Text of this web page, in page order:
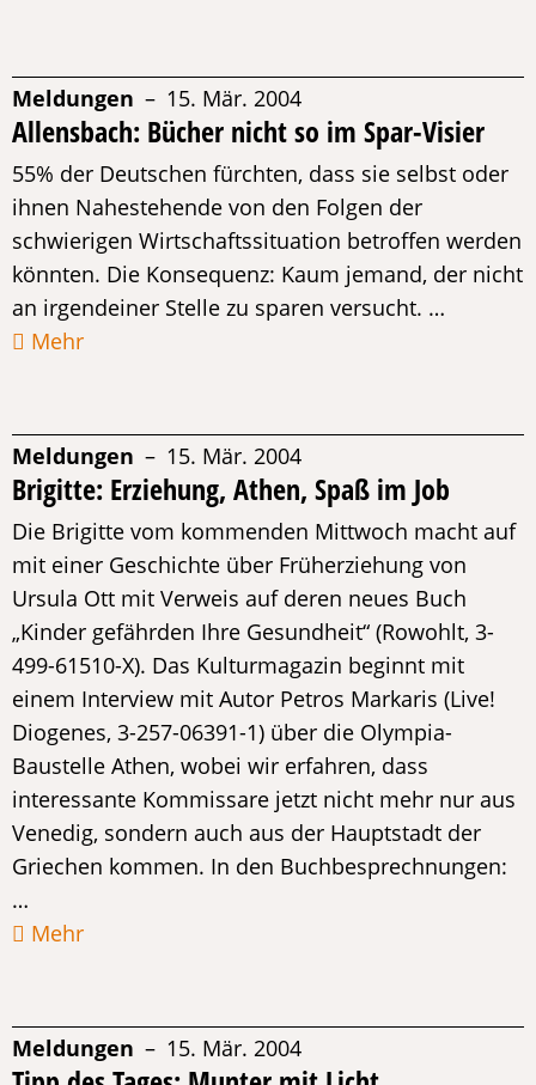
Meldungen – 15. Mär. 2004
Allensbach: Bücher nicht so im Spar-Visier
55% der Deutschen fürchten, dass sie selbst oder
ihnen Nahestehende von den Folgen der
schwierigen Wirtschaftssituation betroffen werden
könnten. Die Konsequenz: Kaum jemand, der nicht
an irgendeiner Stelle zu sparen versucht. …
Mehr
Meldungen – 15. Mär. 2004
Brigitte: Erziehung, Athen, Spaß im Job
Die Brigitte vom kommenden Mittwoch macht auf
mit einer Geschichte über Früherziehung von
Ursula Ott mit Verweis auf deren neues Buch
„Kinder gefährden Ihre Gesundheit“ (Rowohlt, 3-
499-61510-X). Das Kulturmagazin beginnt mit
einem Interview mit Autor Petros Markaris (Live!
Diogenes, 3-257-06391-1) über die Olympia-
Baustelle Athen, wobei wir erfahren, dass
interessante Kommissare jetzt nicht mehr nur aus
Venedig, sondern auch aus der Hauptstadt der
Griechen kommen. In den Buchbesprechnungen:
…
Mehr
Meldungen – 15. Mär. 2004